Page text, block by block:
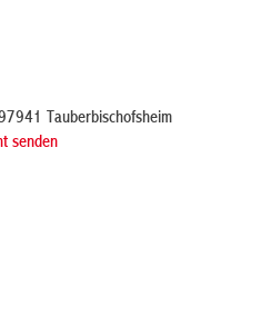
Tauberbischofsheim
senden